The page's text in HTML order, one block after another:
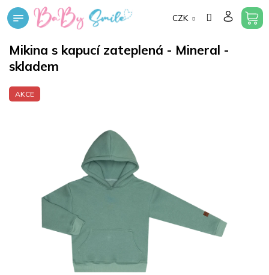
Přejít
na
CZK
Mikina s kapucí zateplená - Mineral -
skladem
AKCE